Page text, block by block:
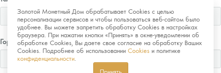
Золотой Монетный Дом обрабатывает Cookies с целью
персонализации сервисов и чтобы пользоваться веб-сайтом было
удобнее. Вы можете запретить обработку Cookies в настройках
браузера. При нажатии кнопки «Принять» в окне-уведомлении об
обработке Cookies, Вы даете свое согласие на обработку Ваших
Cookies. Подробнее об использовании Cookies и политике
конфиденциальности
Принять
Город